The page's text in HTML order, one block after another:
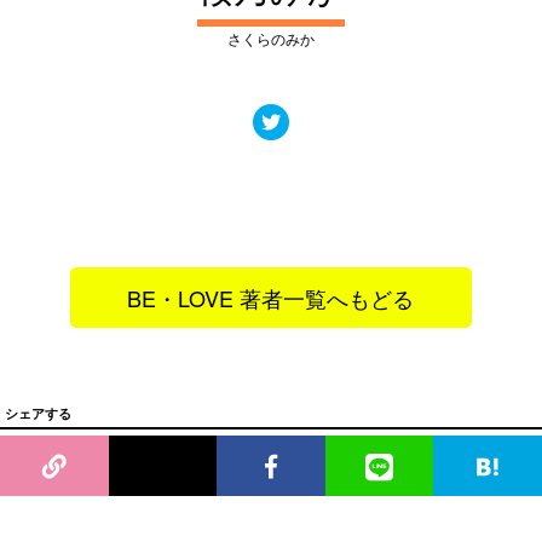
さくらのみか
BE・LOVE 著者一覧へもどる
シェアする